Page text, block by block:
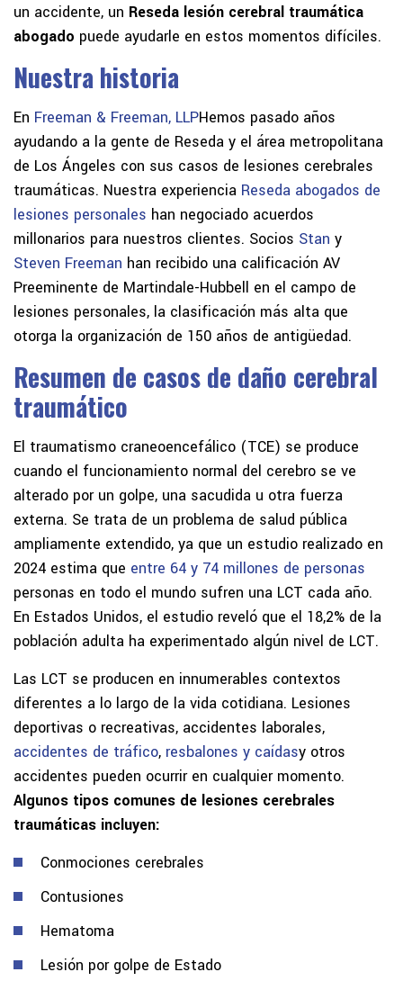
un accidente, un Reseda lesión cerebral traumática
abogado puede ayudarle en estos momentos difíciles.
Nuestra historia
En Freeman & Freeman, LLPHemos pasado años
ayudando a la gente de Reseda y el área metropolitana
de Los Ángeles con sus casos de lesiones cerebrales
traumáticas. Nuestra experiencia Reseda abogados de
lesiones personales han negociado acuerdos
millonarios para nuestros clientes. Socios Stan y
Steven Freeman han recibido una calificación AV
Preeminente de Martindale-Hubbell en el campo de
lesiones personales, la clasificación más alta que
otorga la organización de 150 años de antigüedad.
Resumen de casos de daño cerebral
traumático
El traumatismo craneoencefálico (TCE) se produce
cuando el funcionamiento normal del cerebro se ve
alterado por un golpe, una sacudida u otra fuerza
externa. Se trata de un problema de salud pública
ampliamente extendido, ya que un estudio realizado en
2024 estima que entre 64 y 74 millones de personas
personas en todo el mundo sufren una LCT cada año.
En Estados Unidos, el estudio reveló que el 18,2% de la
población adulta ha experimentado algún nivel de LCT.
Las LCT se producen en innumerables contextos
diferentes a lo largo de la vida cotidiana. Lesiones
deportivas o recreativas, accidentes laborales,
accidentes de tráfico, resbalones y caídasy otros
accidentes pueden ocurrir en cualquier momento.
Algunos tipos comunes de lesiones cerebrales
traumáticas incluyen:
Conmociones cerebrales
Contusiones
Hematoma
Lesión por golpe de Estado